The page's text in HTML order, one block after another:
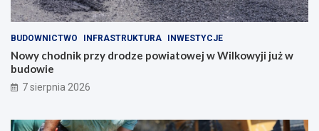
BUDOWNICTWO INFRASTRUKTURA INWESTYCJE
Nowy chodnik przy drodze powiatowej w Wilkowyji już w
budowie
7 sierpnia 2026